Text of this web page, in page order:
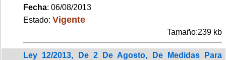
Fecha: 06/08/2013
Estado: Vigente
Tamaño:239 kb
Ley 12/2013, De 2 De Agosto, De Medidas Para